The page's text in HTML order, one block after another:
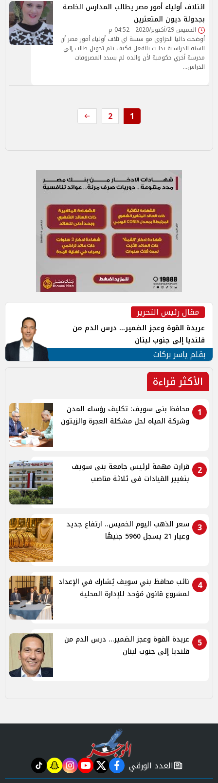
ائتلاف أولياء أمور مصر يطالب المدارس الخاصة
بجدولة ديون المتعثرين
الخميس 29/أكتوبر/2020 - 04:52 م
أوضحت داليا الحزاوي مو سسة اي تلاف أولياء أمور مصر أن
السنة الدراسية بدا ت بالفعل فكيف يتم تحويل طالب إلي
مدرسة أخري حكومية لأن والده لم يسدد المصروفات
الدراس…
1
2
مقال رئيس التحرير
عربدة القوة وعجز الضمير... درس الدم من
قلنديا إلى جنوب لبنان
بقلم ياسر بركات
الأكثر قراءة
1
محافظ بنى سويف: تكليف رؤساء المدن
وشركة المياه لحل مشكلة العجرة والزيتون
2
قرارت مهمة لرئيس جامعة بنى سويف
بتغيير القيادات فى ثلاثة مناصب
3
سعر الذهب اليوم الخميس.. ارتفاع جديد
وعيار 21 يسجل 5960 جنيهًا
4
نائب محافظ بني سويف يُشارك في الإعداد
لمشروع قانون مُوّحد للإدارة المحلية
5
عربدة القوة وعجز الضمير... درس الدم من
قلنديا إلى جنوب لبنان
newspaper
العدد الورقي facebook
twitter
youtube
instagram
snapchat
tiktok